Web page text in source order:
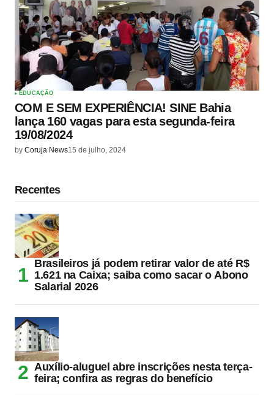
EDUCAÇÃO
COM E SEM EXPERIÊNCIA! SINE Bahia
lança 160 vagas para esta segunda-feira
19/08/2024
by Coruja News15 de julho, 2024
Recentes
Brasileiros já podem retirar valor de até R$
1.621 na Caixa; saiba como sacar o Abono
Salarial 2026
Auxílio-aluguel abre inscrições nesta terça-
feira; confira as regras do benefício